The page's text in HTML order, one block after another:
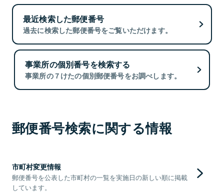
最近検索した郵便番号
過去に検索した郵便番号をご覧いただけます。
事業所の個別番号を検索する
事業所の７けたの個別郵便番号をお調べします。
郵便番号検索に関する情報
市町村変更情報
郵便番号を公表した市町村の一覧を実施日の新しい順に掲載
しています。